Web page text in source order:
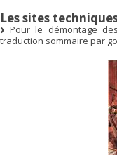
Les sites
Pour le démontage
traduction sommaire par